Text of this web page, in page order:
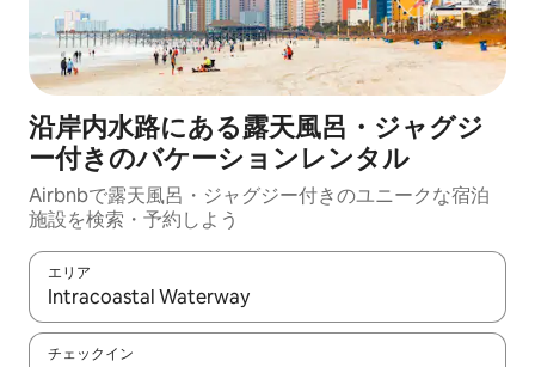
沿岸内水路にある露天風呂・ジャグジ
ー付きのバケーションレンタル
Airbnbで露天風呂・ジャグジー付きのユニークな宿泊
施設を検索・予約しよう
エリア
検索結果が表示されたら、上下の矢印キーを使って移動するか
チェックイン